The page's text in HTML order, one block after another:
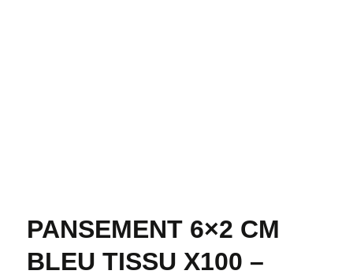
PANSEMENT 6×2 CM
BLEU TISSU X100 –